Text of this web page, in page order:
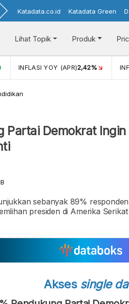
Katadata.co.id Katadata Green
Lihat Topik Produk
INFLASI YOY (APR)2,42%
Partai Demokrat
sebanyak 89%
presiden di Amerika Serikat
Akses single